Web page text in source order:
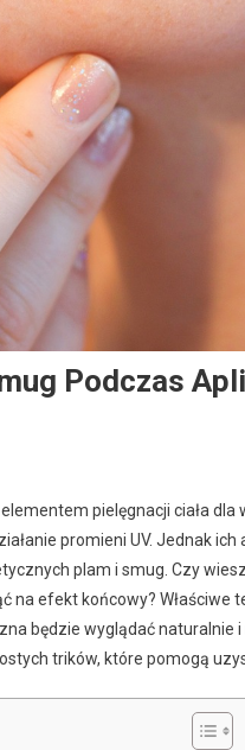
Podczas
pielęgnacji ciała
promieni UV. Jednak
plam i smug. Czy
na efekt końcowy? Właściwe
będzie wyglądać
trików, które pomogą